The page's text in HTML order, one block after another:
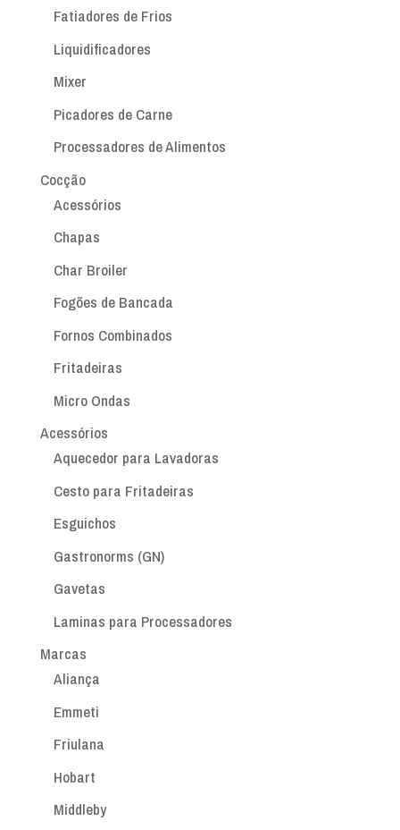
Fatiadores de Frios
Liquidificadores
Mixer
Picadores de Carne
Processadores de Alimentos
Cocção
Acessórios
Chapas
Char Broiler
Fogões de Bancada
Fornos Combinados
Fritadeiras
Micro Ondas
Acessórios
Aquecedor para Lavadoras
Cesto para Fritadeiras
Esguichos
Gastronorms (GN)
Gavetas
Laminas para Processadores
Marcas
Aliança
Emmeti
Friulana
Hobart
Middleby